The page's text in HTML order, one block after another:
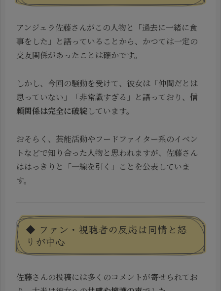
アンジェラ佐藤さんがこの人物と「過去に一緒に食
事をした」と語っていることから、かつては一定の
交友関係があったことは確かです。
しかし、今回の騒動を受けて、彼女は「仲間だとは
思っていない」「非常識すぎる」と語っており、 信
頼関係は完全に破綻しています。
おそらく、芸能活動やフードファイター系のイベン
トなどで知り合った人物と思われますが、佐藤さん
ははっきりと「一線を引く」ことを公表していま
す。
◆ ファン・視聴者の反応は同情と怒
りが中心
佐藤さんの投稿には多くのコメントが寄せられてお